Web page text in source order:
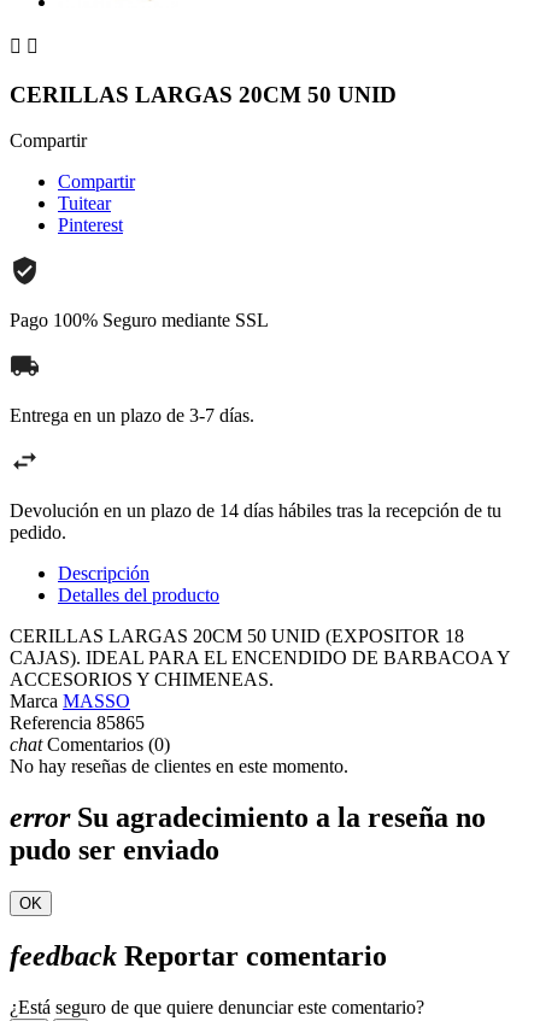
 
CERILLAS LARGAS 20CM 50 UNID
Compartir
Compartir
Tuitear
Pinterest
Pago 100% Seguro mediante SSL
Entrega en un plazo de 3-7 días.
Devolución en un plazo de 14 días hábiles tras la recepción de tu
pedido.
Descripción
Detalles del producto
CERILLAS LARGAS 20CM 50 UNID (EXPOSITOR 18
CAJAS). IDEAL PARA EL ENCENDIDO DE BARBACOA Y
ACCESORIOS Y CHIMENEAS.
Marca MASSO
Referencia 85865
chatComentarios (0)
No hay reseñas de clientes en este momento.
errorSu agradecimiento a la reseña no
pudo ser enviado
OK
feedback Reportar comentario
¿Está seguro de que quiere denunciar este comentario?